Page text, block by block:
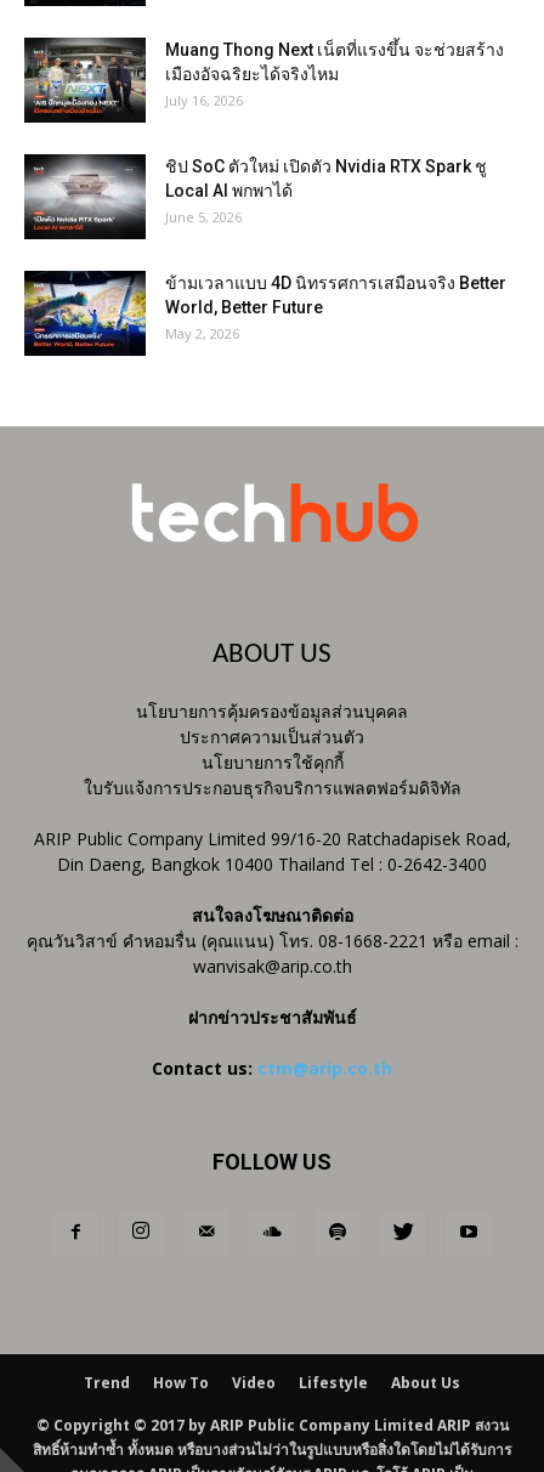
Muang Thong Next เน็ตที่แรงขึ้น จะช่วยสร้าง
เมืองอัจฉริยะได้จริงไหม
July 16, 2026
ชิป SoC ตัวใหม่ เปิดตัว Nvidia RTX Spark ชู
Local AI พกพาได้
June 5, 2026
ข้ามเวลาแบบ 4D นิทรรศการเสมือนจริง Better
World, Better Future
May 2, 2026
ABOUT US
นโยบายการคุ้มครองข้อมูลส่วนบุคคล
ประกาศความเป็นส่วนตัว
นโยบายการใช้คุกกี้
ใบรับแจ้งการประกอบธุรกิจบริการแพลตฟอร์มดิจิทัล
ARIP Public Company Limited 99/16-20 Ratchadapisek Road,
Din Daeng, Bangkok 10400 Thailand Tel : 0-2642-3400
สนใจลงโฆษณาติดต่อ
คุณวันวิสาข์ คำหอมรื่น (คุณแนน) โทร. 08-1668-2221 หรือ email :
wanvisak@arip.co.th
ฝากข่าวประชาสัมพันธ์
Contact us: ctm@arip.co.th
FOLLOW US
Trend How To Video Lifestyle About Us
© Copyright © 2017 by ARIP Public Company Limited ARIP สงวน
สิทธิ์ห้ามทำซ้ำ ทั้งหมด หรือบางส่วนไม่ว่าในรูปแบบหรือสิ่งใดโดยไม่ได้รับการ